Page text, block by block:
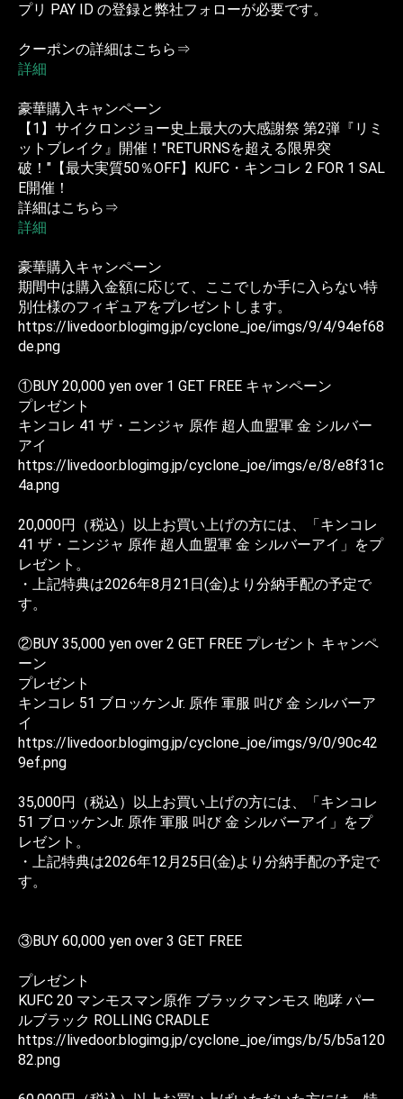
プリ PAY ID の登録と弊社フォローが必要です。
クーポンの詳細はこちら⇒
詳細
豪華購入キャンペーン
【1】サイクロンジョー史上最大の大感謝祭 第2弾『リミ
ットブレイク』開催！"RETURNSを超える限界突
破！"【最大実質50％OFF】KUFC・キンコレ 2 FOR 1 SAL
E開催！
詳細はこちら⇒
詳細
豪華購入キャンペーン
期間中は購入金額に応じて、ここでしか手に入らない特
別仕様のフィギュアをプレゼントします。
https://livedoor.blogimg.jp/cyclone_joe/imgs/9/4/94ef68
de.png
①BUY 20,000 yen over 1 GET FREE キャンペーン
プレゼント
キンコレ 41 ザ・ニンジャ 原作 超人血盟軍 金 シルバー
アイ
https://livedoor.blogimg.jp/cyclone_joe/imgs/e/8/e8f31c
4a.png
20,000円（税込）以上お買い上げの方には、「キンコレ
41 ザ・ニンジャ 原作 超人血盟軍 金 シルバーアイ」をプ
レゼント。
・上記特典は2026年8月21日(金)より分納手配の予定で
す。
②BUY 35,000 yen over 2 GET FREE プレゼント キャンペ
ーン
プレゼント
キンコレ 51 ブロッケンJr. 原作 軍服 叫び 金 シルバーア
イ
https://livedoor.blogimg.jp/cyclone_joe/imgs/9/0/90c42
9ef.png
35,000円（税込）以上お買い上げの方には、「キンコレ
51 ブロッケンJr. 原作 軍服 叫び 金 シルバーアイ」をプ
レゼント。
・上記特典は2026年12月25日(金)より分納手配の予定で
す。
③BUY 60,000 yen over 3 GET FREE
プレゼント
KUFC 20 マンモスマン原作 ブラックマンモス 咆哮 パー
ルブラック ROLLING CRADLE
https://livedoor.blogimg.jp/cyclone_joe/imgs/b/5/b5a120
82.png